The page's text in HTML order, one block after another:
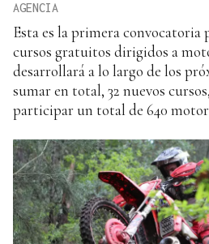
AGENCIA
Esta es la primera convocatoria
cursos gratuitos dirigidos a
desarrollará a lo largo de los
sumar en total, 32 nuevos
participar un total de 640